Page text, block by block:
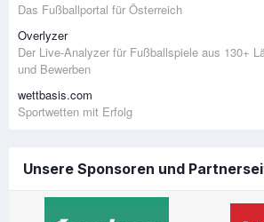
Das Fußballportal für Österreich
Overlyzer
Der Live-Analyzer für Fußballspiele aus 130+
und Bewerben
wettbasis.com
Sportwetten mit Erfolg
Unsere Sponsoren und